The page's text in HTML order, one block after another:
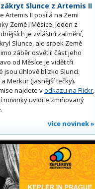
Slunce z Artemis II
Artemis II posílá na Zemi
Země i Měsíce. Jeden z
je zvláštní zatmění,
Slunce, ale srpek Země
záběr osvětlil část jeho
od Měsíce je vidět tři
jsou úhlově blízko Slunci.
Merkur (jasnější tečky).
najdete vodkazu na Flickr,
novinky uvidíte zmiňovaný
více novinek »